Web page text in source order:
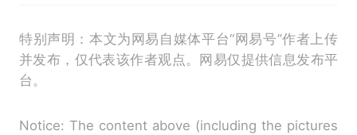
特别声明：本文为网易自媒体平台“网易号”作者上传
并发布，仅代表该作者观点。网易仅提供信息发布平
台。
Notice: The content above (including the pictures